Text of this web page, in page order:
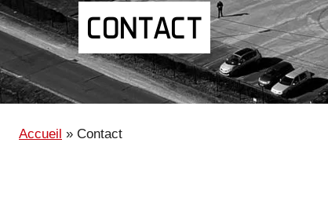
CONTACT
Accueil » Contact